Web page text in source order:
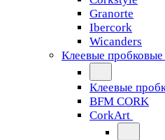
Granorte
Ibercork
Wicanders
Клеевые
Клеевые
BFM CORK
CorkArt